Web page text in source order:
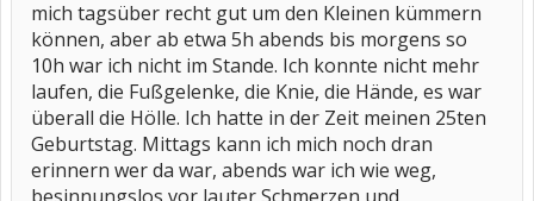
mich tagsüber recht gut um den Kleinen kümmern
können, aber ab etwa 5h abends bis morgens so
10h war ich nicht im Stande. Ich konnte nicht mehr
laufen, die Fußgelenke, die Knie, die Hände, es war
überall die Hölle. Ich hatte in der Zeit meinen 25ten
Geburtstag. Mittags kann ich mich noch dran
erinnern wer da war, abends war ich wie weg,